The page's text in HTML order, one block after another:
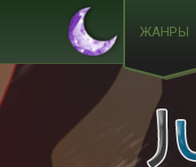
ЖАНРЫ